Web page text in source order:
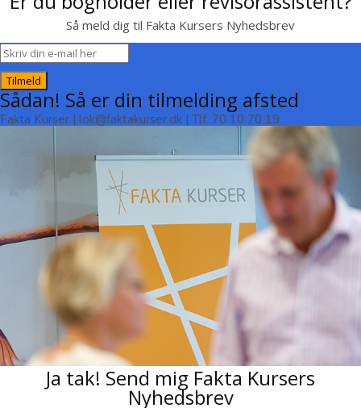
Så meld dig til Fakta Kursers Nyhedsbrev
Tilmeld
Sådan! Så er din tilmelding afsted
Fakta Kurser | lok@faktakurser.dk | Tlf. 70 10 70 19
Ja tak! Send mig Fakta Kursers
Nyhedsbrev